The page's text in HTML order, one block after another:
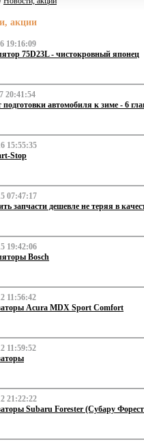
акции
19:16:09
75D23L - чистокровный японец
20:41:54
подготовки автомобиля к зиме - 6
15:55:35
Stop
07:47:17
запчасти дешевле не теряя в
19:42:06
Bosch
11:56:42
Acura MDX Sport Comfort
11:59:52
21:22:22
Subaru Forester (Субару